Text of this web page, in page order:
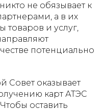
не обязывает к
а в их
товаров и услуг,
потенциально
Совет оказывает
карт АТЭС
оставить